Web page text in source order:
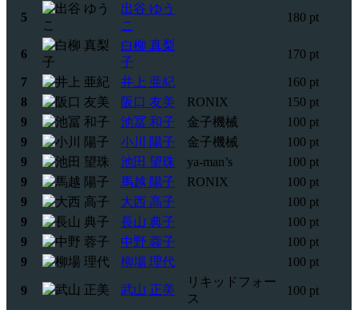
5
出谷 ゆう
こ
180 pt
6
白柳 真梨
子
170 pt
7 井上 亜紀
160 pt
8
阪口 友美 RONIX
150 pt
9
池冨 和子 金子機械
100 pt
9
小川 陽子 金子機械
100 pt
9
池田 望珠 ya-man’s
100 pt
9
馬越 陽子 RONIX
100 pt
9
大西 高子
100 pt
9
長山 典子
100 pt
9
中野 蓉子
100 pt
9
柳場 理代 100 pt
9 武山 正美
リキッドフォー
ス
100 pt